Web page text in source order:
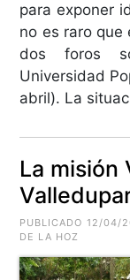
para exponer
no es raro que
dos foros
Universidad
abril). La
La misión
PUBLICADO 12/04/
DE LA HOZ